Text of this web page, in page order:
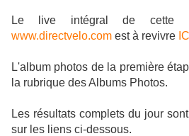
Le live intégral de cette
www.directvelo.com est à revivre ICI
L'album photos de la première
la rubrique des Albums Photos.
Les résultats complets du jour
sur les liens ci-dessous.